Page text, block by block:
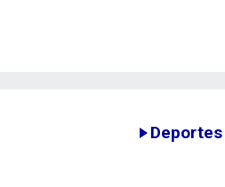
Deportes